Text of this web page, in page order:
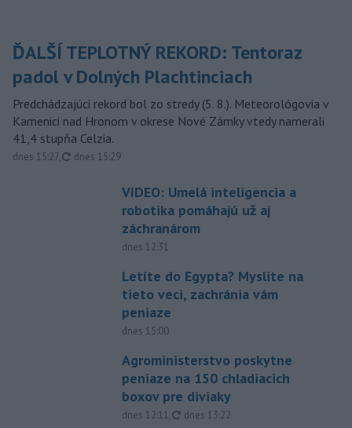
ĎALŠÍ TEPLOTNÝ REKORD: Tentoraz
padol v Dolných Plachtinciach
Predchádzajúci rekord bol zo stredy (5. 8.). Meteorológovia v
Kamenici nad Hronom v okrese Nové Zámky vtedy namerali
41,4 stupňa Celzia.
dnes 15:27, aktualizované
dnes 15:29
VIDEO: Umelá inteligencia a
robotika pomáhajú už aj
záchranárom
dnes 12:31
Letíte do Egypta? Myslite na
tieto veci, zachránia vám
peniaze
dnes 15:00
Agroministerstvo poskytne
peniaze na 150 chladiacich
boxov pre diviaky
dnes 12:11, aktualizované
dnes 13:22